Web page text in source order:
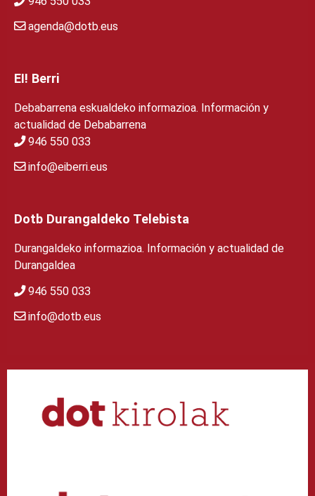
agenda@dotb.eus
EI! Berri
Debabarrena eskualdeko informazioa. Información y
actualidad de Debabarrena
946 550 033
info@eiberri.eus
Dotb Durangaldeko Telebista
Durangaldeko informazioa. Información y actualidad de
Durangaldea
946 550 033
info@dotb.eus